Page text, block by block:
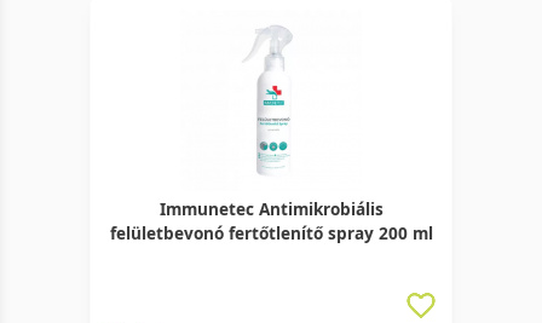
Immunetec Antimikrobiális
felületbevonó fertőtlenítő spray 200 ml